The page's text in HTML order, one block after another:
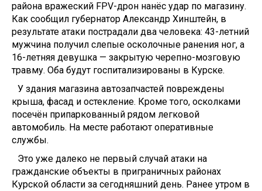
района вражеский FPV-дрон нанёс удар по магазину.
Как сообщил губернатор Александр Хинштейн, в
результате атаки пострадали два человека: 43-летний
мужчина получил слепые осколочные ранения ног, а
16-летняя девушка — закрытую черепно-мозговую
травму. Оба будут госпитализированы в Курске.
У здания магазина автозапчастей повреждены
крыша, фасад и остекление. Кроме того, осколками
посечён припаркованный рядом легковой
автомобиль. На месте работают оперативные
службы.
Это уже далеко не первый случай атаки на
гражданские объекты в приграничных районах
Курской области за сегодняшний день. Ранее утром в